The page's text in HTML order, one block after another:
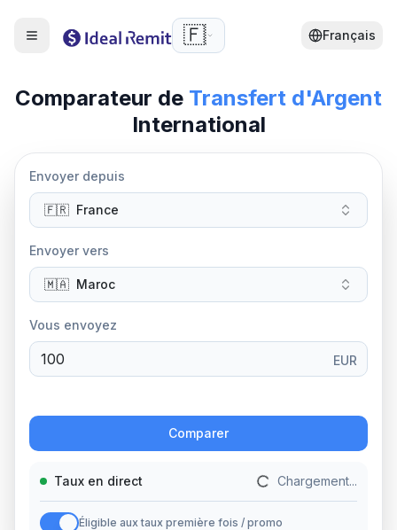
🇫🇷 Français
Comparateur de Transfert d'Argent
International
Envoyer depuis
🇫🇷 France
Envoyer vers
🇲🇦 Maroc
Vous envoyez
EUR
Comparer
Taux en direct Chargement...
Éligible aux taux première fois / promo